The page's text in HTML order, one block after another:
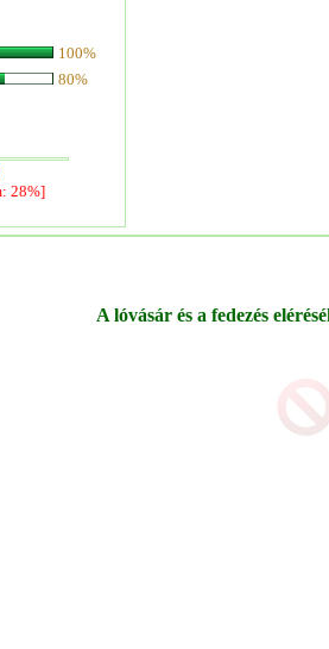
100%
80%
28%]
A lóvásár és a fedezés